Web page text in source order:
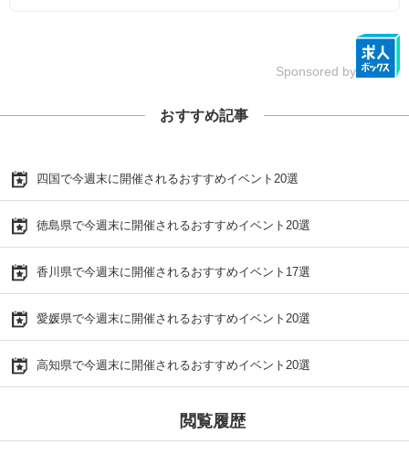
Sponsored by
おすすめ記事
四国で今週末に開催されるおすすめイベント20選
徳島県で今週末に開催されるおすすめイベント20選
香川県で今週末に開催されるおすすめイベント17選
愛媛県で今週末に開催されるおすすめイベント20選
高知県で今週末に開催されるおすすめイベント20選
閲覧履歴